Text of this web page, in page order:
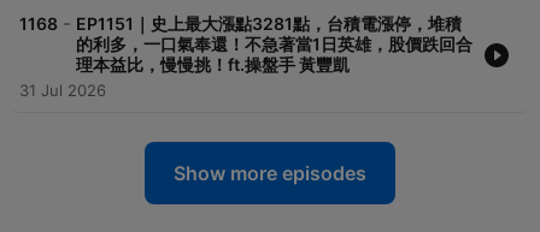
1168 - EP1151｜史上最大漲點3281點，台積電漲停，堆積
的利多，一口氣奉還！不急著當1日英雄，股價跌回合
理本益比，慢慢挑！ft.操盤手 黃豐凱
31 Jul 2026
Show more episodes